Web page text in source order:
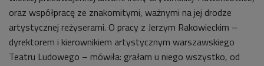
oraz współpracę ze znakomitymi, ważnymi na jej drodze
artystycznej reżyserami. O pracy z Jerzym Rakowieckim –
dyrektorem i kierownikiem artystycznym warszawskiego
Teatru Ludowego – mówiła: grałam u niego wszystko, od